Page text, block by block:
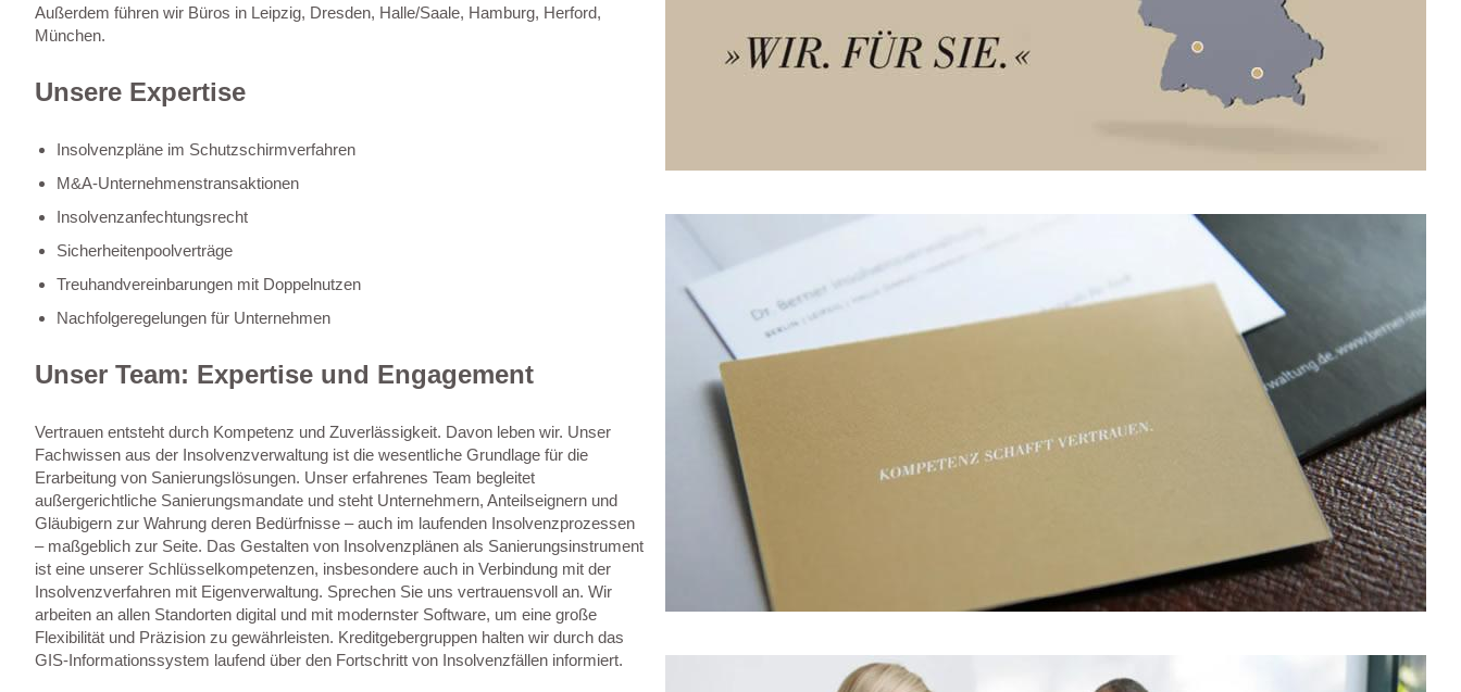
Außerdem führen wir Büros in Leipzig, Dresden, Halle/Saale, Hamburg, Herford,
München.
Unsere Expertise
Insolvenzpläne im Schutzschirmverfahren
M&A-Unternehmenstransaktionen
Insolvenzanfechtungsrecht
Sicherheitenpoolverträge
Treuhandvereinbarungen mit Doppelnutzen
Nachfolgeregelungen für Unternehmen
Unser Team: Expertise und Engagement
Vertrauen entsteht durch Kompetenz und Zuverlässigkeit. Davon leben wir. Unser
Fachwissen aus der Insolvenzverwaltung ist die wesentliche Grundlage für die
Erarbeitung von Sanierungslösungen. Unser erfahrenes Team begleitet
außergerichtliche Sanierungsmandate und steht Unternehmern, Anteilseignern und
Gläubigern zur Wahrung deren Bedürfnisse – auch im laufenden Insolvenzprozessen
– maßgeblich zur Seite. Das Gestalten von Insolvenzplänen als Sanierungsinstrument
ist eine unserer Schlüsselkompetenzen, insbesondere auch in Verbindung mit der
Insolvenzverfahren mit Eigenverwaltung. Sprechen Sie uns vertrauensvoll an. Wir
arbeiten an allen Standorten digital und mit modernster Software, um eine große
Flexibilität und Präzision zu gewährleisten. Kreditgebergruppen halten wir durch das
GIS-Informationssystem laufend über den Fortschritt von Insolvenzfällen informiert.